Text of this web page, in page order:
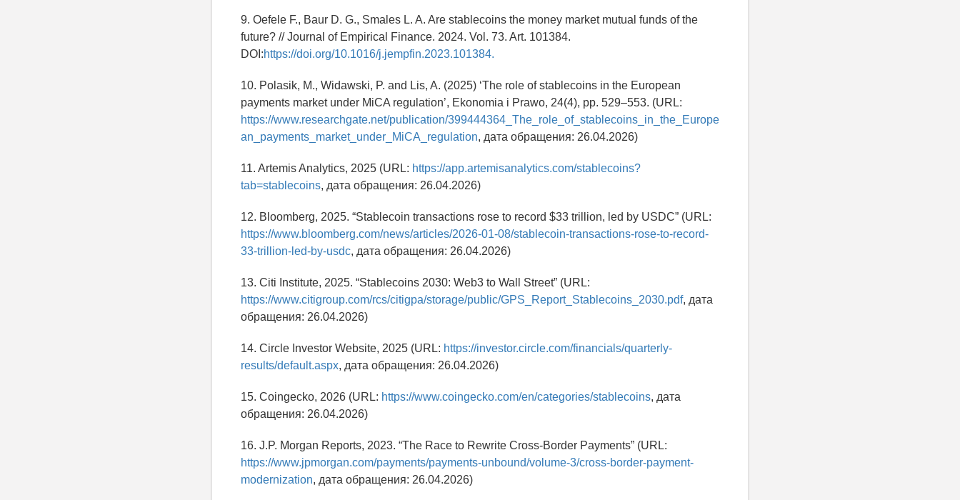
9. Oefele F., Baur D. G., Smales L. A. Are stablecoins the money market mutual funds of the
future? // Journal of Empirical Finance. 2024. Vol. 73. Art. 101384.
DOI:https://doi.org/10.1016/j.jempfin.2023.101384.
10. Polasik, M., Widawski, P. and Lis, A. (2025) ‘The role of stablecoins in the European
payments market under MiCA regulation’, Ekonomia i Prawo, 24(4), pp. 529–553. (URL:
https://www.researchgate.net/publication/399444364_The_role_of_stablecoins_in_the_Europe
an_payments_market_under_MiCA_regulation, дата обращения: 26.04.2026)
11. Artemis Analytics, 2025 (URL: https://app.artemisanalytics.com/stablecoins?
tab=stablecoins, дата обращения: 26.04.2026)
12. Bloomberg, 2025. “Stablecoin transactions rose to record $33 trillion, led by USDC” (URL:
https://www.bloomberg.com/news/articles/2026-01-08/stablecoin-transactions-rose-to-record-
33-trillion-led-by-usdc, дата обращения: 26.04.2026)
13. Citi Institute, 2025. “Stablecoins 2030: Web3 to Wall Street” (URL:
https://www.citigroup.com/rcs/citigpa/storage/public/GPS_Report_Stablecoins_2030.pdf, дата
обращения: 26.04.2026)
14. Circle Investor Website, 2025 (URL: https://investor.circle.com/financials/quarterly-
results/default.aspx, дата обращения: 26.04.2026)
15. Coingecko, 2026 (URL: https://www.coingecko.com/en/categories/stablecoins, дата
обращения: 26.04.2026)
16. J.P. Morgan Reports, 2023. “The Race to Rewrite Cross-Border Payments” (URL:
https://www.jpmorgan.com/payments/payments-unbound/volume-3/cross-border-payment-
modernization, дата обращения: 26.04.2026)